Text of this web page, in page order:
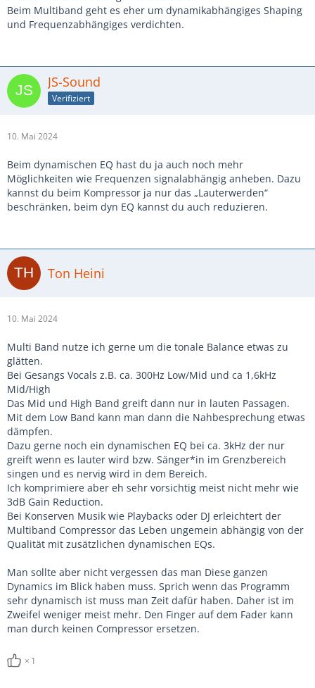
Beim Multiband geht es eher um dynamikabhängiges Shaping
und Frequenzabhängiges verdichten.
JS-Sound
Verifiziert
10. Mai 2024
Beim dynamischen EQ hast du ja auch noch mehr
Möglichkeiten wie Frequenzen signalabhängig anheben. Dazu
kannst du beim Kompressor ja nur das „Lauterwerden“
beschränken, beim dyn EQ kannst du auch reduzieren.
Ton Heini
10. Mai 2024
Multi Band nutze ich gerne um die tonale Balance etwas zu
glätten.
Bei Gesangs Vocals z.B. ca. 300Hz Low/Mid und ca 1,6kHz
Mid/High
Das Mid und High Band greift dann nur in lauten Passagen.
Mit dem Low Band kann man dann die Nahbesprechung etwas
dämpfen.
Dazu gerne noch ein dynamischen EQ bei ca. 3kHz der nur
greift wenn es lauter wird bzw. Sänger*in im Grenzbereich
singen und es nervig wird in dem Bereich.
Ich komprimiere aber eh sehr vorsichtig meist nicht mehr wie
3dB Gain Reduction.
Bei Konserven Musik wie Playbacks oder DJ erleichtert der
Multiband Compressor das Leben ungemein abhängig von der
Qualität mit zusätzlichen dynamischen EQs.
Man sollte aber nicht vergessen das man Diese ganzen
Dynamics im Blick haben muss. Sprich wenn das Programm
sehr dynamisch ist muss man Zeit dafür haben. Daher ist im
Zweifel weniger meist mehr. Den Finger auf dem Fader kann
man durch keinen Compressor ersetzen.
1